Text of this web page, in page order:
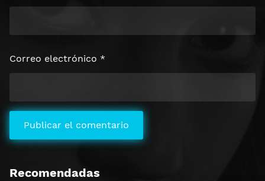
Correo electrónico *
Recomendadas